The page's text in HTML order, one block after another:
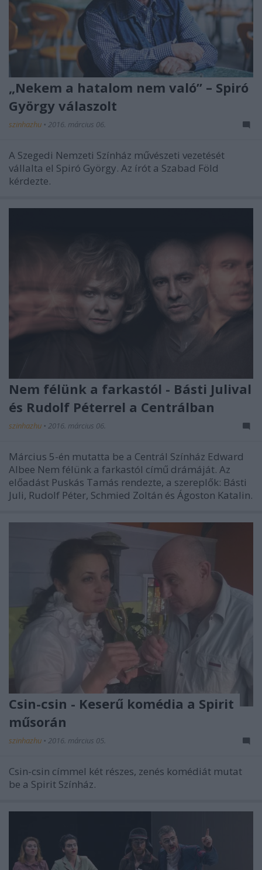
„Nekem a hatalom nem való” – Spiró
György válaszolt
szinhazhu • 2016. március 06.
A Szegedi Nemzeti Színház művészeti vezetését
vállalta el Spiró György. Az írót a Szabad Föld
kérdezte.
Nem félünk a farkastól - Básti Julival
és Rudolf Péterrel a Centrálban
szinhazhu • 2016. március 06.
Március 5-én mutatta be a Centrál Színház Edward
Albee Nem félünk a farkastól című drámáját. Az
előadást Puskás Tamás rendezte, a szereplők: Básti
Juli, Rudolf Péter, Schmied Zoltán és Ágoston Katalin.
Csin-csin - Keserű komédia a Spirit
műsorán
szinhazhu • 2016. március 05.
Csin-csin címmel két részes, zenés komédiát mutat
be a Spirit Színház.